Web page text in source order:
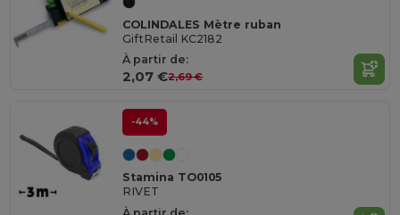
COLINDALES Mètre ruban
GiftRetail KC2182
À partir de:
2,07 €2,69 €
-44%
Stamina TO0105
RIVET